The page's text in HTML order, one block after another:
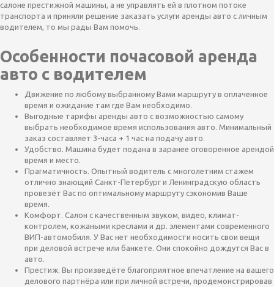
салоне престижной машины, а не управлять ей в плотном потоке
транспорта и приняли решение заказать услуги аренды авто с личным
водителем, то мы рады Вам помочь.
Особенности почасовой аренда
авто с водителем
Движение по любому выбранному Вами маршруту в оплаченное
время и ожидание там где Вам необходимо.
Выгодные тарифы аренды авто с возможностью самому
выбрать необходимое время использования авто. Минимальный
заказ составляет 3-часа + 1 час на подачу авто.
Удобство. Машина будет подана в заранее оговоренное арендой
время и место.
Прагматичность. Опытный водитель с многолетним стажем
отлично знающий Санкт-Петербург и Ленинградскую область
провезёт Вас по оптимальному маршруту сэкономив Ваше
время.
Комфорт. Салон с качественным звуком, видео, климат-
контролем, кожаными креслами и др. элементами современного
ВИП-автомобиля. У Вас нет необходимости носить свои вещи
при деловой встрече или банкете. Они спокойно дождутся Вас в
авто.
Престиж. Вы произведёте благоприятное впечатление на вашего
делового партнёра или при личной встречи, продемонстрировав